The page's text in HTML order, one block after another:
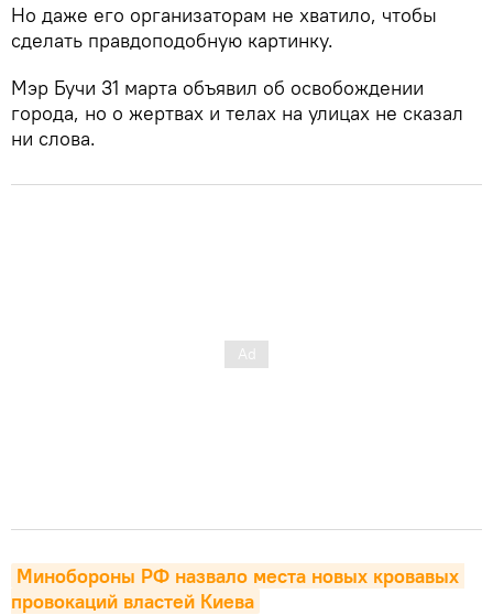
Но даже его организаторам не хватило, чтобы
сделать правдоподобную картинку.
Мэр Бучи 31 марта объявил об освобождении
города, но о жертвах и телах на улицах не сказал
ни слова.
Минобороны РФ назвало места новых кровавых
провокаций властей Киева